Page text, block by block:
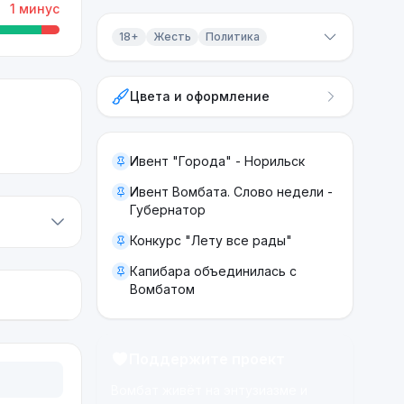
1 минус
18+ Жесть Политика
ЖестьЦвета и оформление
Ивент "Города" - Норильск
Ивент Вомбата. Слово недели -
Губернатор
Конкурс "Лету все рады"
Капибара объединилась с
Вомбатом